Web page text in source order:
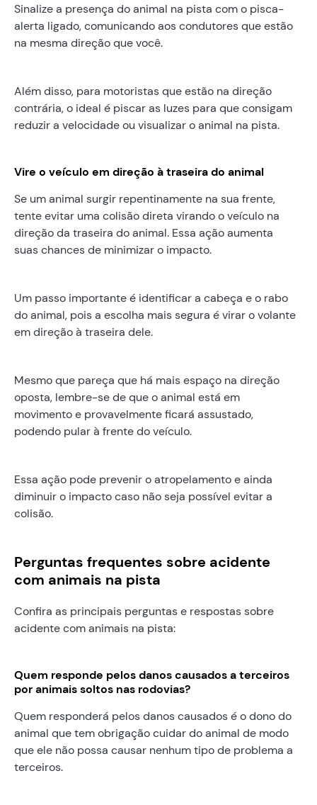
Sinalize a presença do animal na pista com o pisca-
alerta ligado, comunicando aos condutores que estão
na mesma direção que você.
Além disso, para motoristas que estão na direção
contrária, o ideal é piscar as luzes para que consigam
reduzir a velocidade ou visualizar o animal na pista.
Vire o veículo em direção à traseira do animal
Se um animal surgir repentinamente na sua frente,
tente evitar uma colisão direta virando o veículo na
direção da traseira do animal. Essa ação aumenta
suas chances de minimizar o impacto.
Um passo importante é identificar a cabeça e o rabo
do animal, pois a escolha mais segura é virar o volante
em direção à traseira dele.
Mesmo que pareça que há mais espaço na direção
oposta, lembre-se de que o animal está em
movimento e provavelmente ficará assustado,
podendo pular à frente do veículo.
Essa ação pode prevenir o atropelamento e ainda
diminuir o impacto caso não seja possível evitar a
colisão.
Perguntas frequentes sobre acidente
com animais na pista
Confira as principais perguntas e respostas sobre
acidente com animais na pista:
Quem responde pelos danos causados a terceiros
por animais soltos nas rodovias?
Quem responderá pelos danos causados é o dono do
animal que tem obrigação cuidar do animal de modo
que ele não possa causar nenhum tipo de problema a
terceiros.